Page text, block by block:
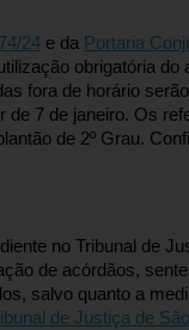
24 e da Portaria
obrigatória do
fora de horário
7 de janeiro. Os
de 2º Grau.
no Tribunal de
de acórdãos,
salvo quanto a
de Justiça de